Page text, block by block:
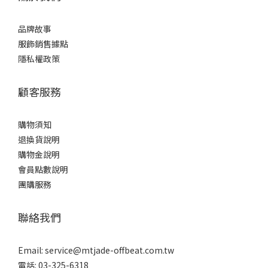
品牌故事
服飾銷售據點
隱私權政策
顧客服務
購物須知
退換貨說明
購物金說明
會員點數說明
團購服務
聯絡我們
Email: service@mtjade-offbeat.com.tw
電話: 03-325-6318